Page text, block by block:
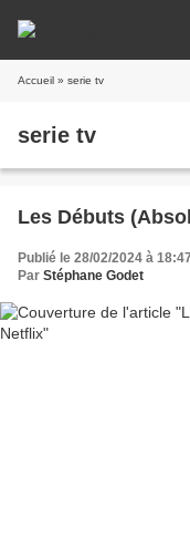
Accueil » serie tv
serie tv
Les Débuts
Publié le 28/02/2024 à 18:47
Par Stéphane Godet